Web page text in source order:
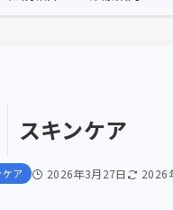
スキンケア
ケア 2026年3月27日 2026